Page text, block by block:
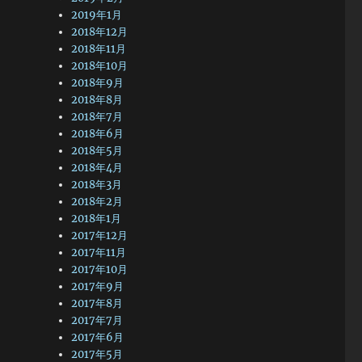
2019年1月
2018年12月
2018年11月
2018年10月
2018年9月
2018年8月
2018年7月
2018年6月
2018年5月
2018年4月
2018年3月
2018年2月
2018年1月
2017年12月
2017年11月
2017年10月
2017年9月
2017年8月
2017年7月
2017年6月
2017年5月